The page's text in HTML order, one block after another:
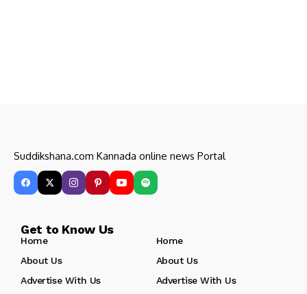
Suddikshana.com Kannada online news Portal
Get to Know Us
Home
Home
About Us
About Us
Advertise With Us
Advertise With Us